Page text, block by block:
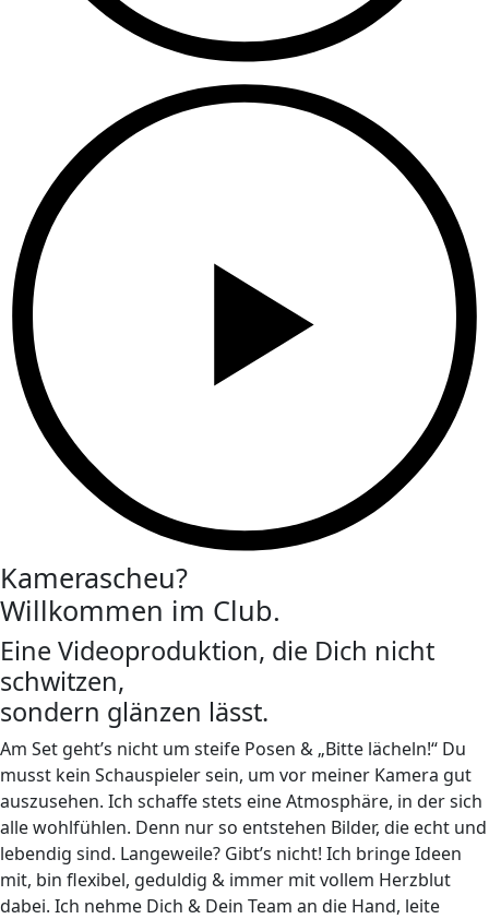
Kamerascheu?
Willkommen im Club.
Eine Videoproduktion, die Dich nicht
schwitzen,
sondern glänzen lässt.
Am Set geht’s nicht um steife Posen & „Bitte lächeln!“ Du
musst kein Schauspieler sein, um vor meiner Kamera gut
auszusehen. Ich schaffe stets eine Atmosphäre, in der sich
alle wohlfühlen. Denn nur so entstehen Bilder, die echt und
lebendig sind. Langeweile? Gibt’s nicht! Ich bringe Ideen
mit, bin flexibel, geduldig & immer mit vollem Herzblut
dabei. Ich nehme Dich & Dein Team an die Hand, leite